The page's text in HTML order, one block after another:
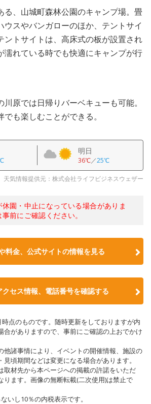
る、山城町森林公園のキャンプ場。畳
ウスやバンガローのほか、テントサイ
ントサイトは、高床式の板が設置され
濡れている時でも快適にキャンプが行
原では日帰りバーベキューも可能。
も楽しむことができる。
明日
36℃／25℃
天気情報提供元：株式会社ライフビジネスウェザー
園・中止になっている場合がありま
前にご確認ください。
料金、公式サイトの情報を見る
クセス情報、電話番号を確認する
点のものです。随時更新をしておりますが内
合がありますので、事前にご確認の上おでかけ
諸事情により、イベントの開催情報、施設の
頃期間などは変更になる場合があります。
材先から本ページへの掲載の許諾をいただ
ります。画像の無断転載(二次使用)は禁止で
いし10％の内税表示です。